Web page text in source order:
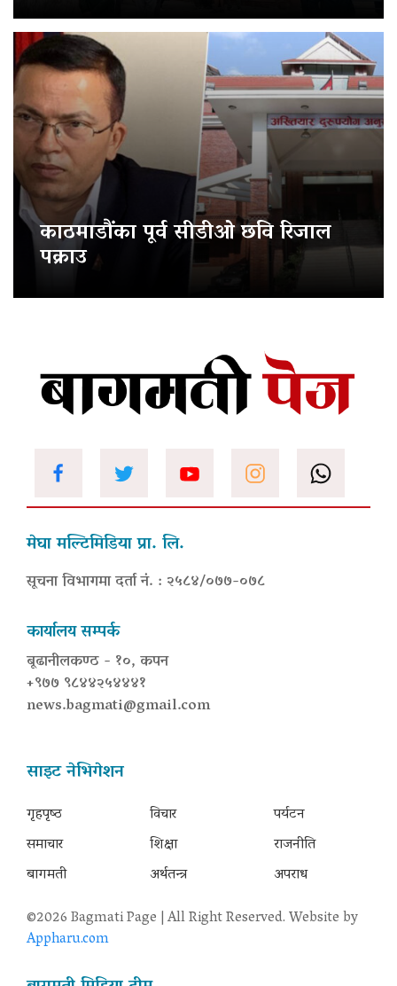
काठमाडौंका पूर्व सीडीओ छवि रिजाल
पक्राउ
मेघा मल्टिमिडिया प्रा. लि.
सूचना विभागमा दर्ता नं. : २५८४/०७७-०७८
कार्यालय सम्पर्क
बूढानीलकण्ठ - १०, कपन
+९७७ ९८४४२५४४४१
news.bagmati@gmail.com
साइट नेभिगेशन
गृहपृष्‍ठ
समाचार
बागमती
विचार
शिक्षा
अर्थतन्त्र
पर्यटन
राजनीति
अपराध
©2026 Bagmati Page | All Right Reserved. Website by
Appharu.com